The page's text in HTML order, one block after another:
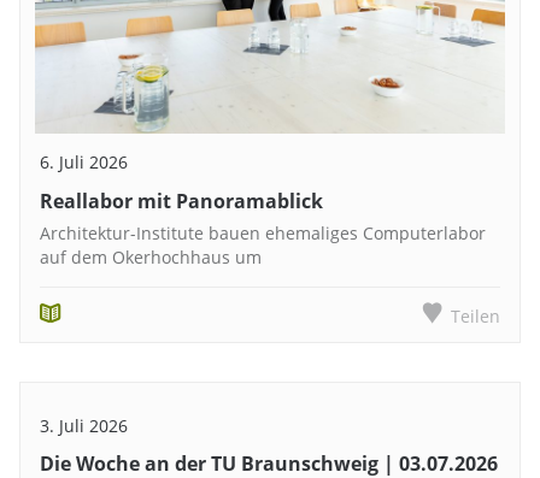
6. Juli 2026
Reallabor mit Panoramablick
Architektur-Institute bauen ehemaliges Computerlabor
auf dem Okerhochhaus um
Teilen
3. Juli 2026
Die Woche an der TU Braunschweig | 03.07.2026